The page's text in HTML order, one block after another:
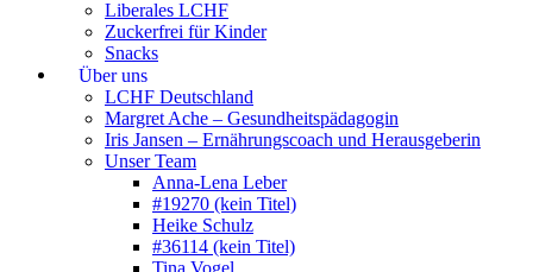
Liberales LCHF
Zuckerfrei für Kinder
Snacks
Über uns
LCHF Deutschland
Margret Ache – Gesundheitspädagogin
Iris Jansen – Ernährungscoach und Herausgeberin
Unser Team
Anna-Lena Leber
#19270 (kein Titel)
Heike Schulz
#36114 (kein Titel)
Tina Vogel